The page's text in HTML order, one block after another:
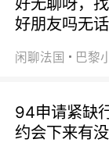
好朋友吗无话
闲聊法国
94申请紧缺
约会下来有